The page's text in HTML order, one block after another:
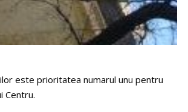
este prioritatea numarul unu pentru
Centru.